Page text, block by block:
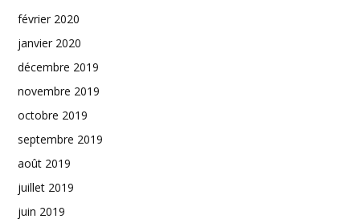
février 2020
janvier 2020
décembre 2019
novembre 2019
octobre 2019
septembre 2019
août 2019
juillet 2019
juin 2019